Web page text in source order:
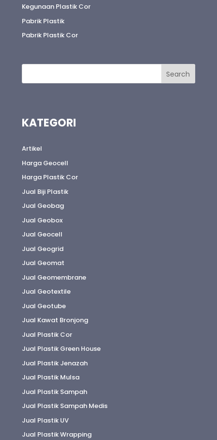
Kegunaan Plastik Cor
Pabrik Plastik
Pabrik Plastik Cor
KATEGORI
Artikel
Harga Geocell
Harga Plastik Cor
Jual Biji Plastik
Jual Geobag
Jual Geobox
Jual Geocell
Jual Geogrid
Jual Geomat
Jual Geomembrane
Jual Geotextile
Jual Geotube
Jual Kawat Bronjong
Jual Plastik Cor
Jual Plastik Green House
Jual Plastik Jenazah
Jual Plastik Mulsa
Jual Plastik Sampah
Jual Plastik Sampah Medis
Jual Plastik UV
Jual Plastik Wrapping